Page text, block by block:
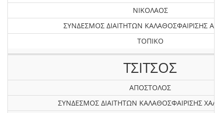
ΝΙΚΟΛΑΟΣ
ΣΥΝΔΕΣΜΟΣ ΔΙΑΙΤΗΤΩΝ ΚΑΛΑΘΟΣΦΑΙΡΙΣΗΣ
ΤΟΠΙΚΟ
ΤΣΙΤΣΟΣ
ΑΠΟΣΤΟΛΟΣ
ΣΥΝΔΕΣΜΟΣ ΔΙΑΙΤΗΤΩΝ ΚΑΛΑΘΟΣΦΑΙΡΙΣΗΣ